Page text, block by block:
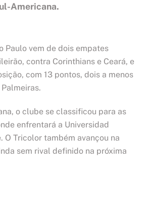
Americana.
Paulo vem de dois empates
contra Corinthians e Ceará, e
com 13 pontos, dois a menos
o clube se classificou para as
enfrentará a Universidad
O Tricolor também avançou na
sem rival definido na próxima